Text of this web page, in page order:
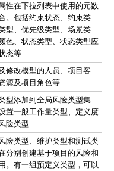
性在下拉列表中使用的元数
。包括约束状态、约束类
型、优先级类型、场景类
色、状态类型、状态类型应
态等
修改模型的人员、项目客
源及项目角色等
型添加到全局风险类型集
置一般工作量类型、定义度
险类型
险类型、维护类型和测试类
分别创建基于项目的风险和
。有一组预定义类型，可以